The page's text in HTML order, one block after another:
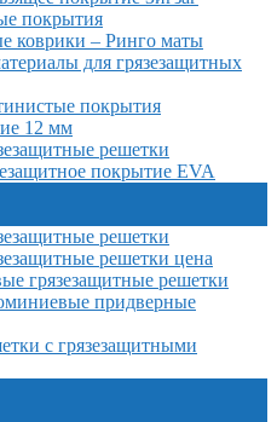
покрытия
коврики – Ринго маты
для грязезащитных
покрытия
12 мм
решетки
покрытие EVA
решетки
решетки цена
грязезащитные решетки
придверные
с грязезащитными